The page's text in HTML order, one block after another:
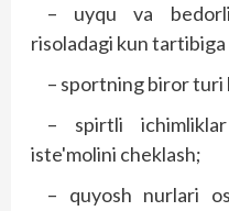
– uyqu va
risoladagi kun tartibiga
– sportning biror turi
– spirtli
iste'molini cheklash;
– quyosh nurlari